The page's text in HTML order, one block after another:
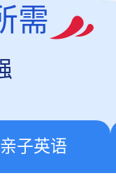
需
亲子英语